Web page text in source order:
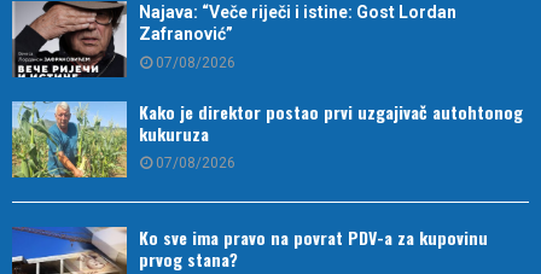
Najava: “Veče riječi i istine: Gost Lordan
Zafranović”
07/08/2026
Kako je direktor postao prvi uzgajivač autohtonog
kukuruza
07/08/2026
Ko sve ima pravo na povrat PDV-a za kupovinu
prvog stana?